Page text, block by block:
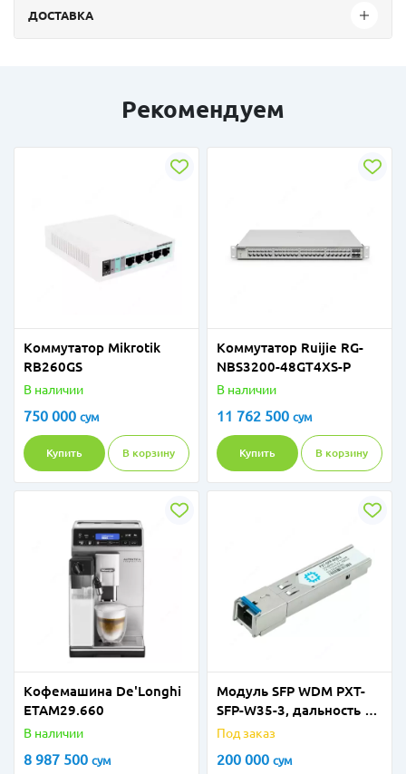
ДОСТАВКА
Рекомендуем
Коммутатор Mikrotik
RB260GS
В наличии
750 000 сум
Купить В корзину
Коммутатор Ruijie RG-
NBS3200-48GT4XS-P
В наличии
11 762 500 сум
Купить В корзину
Кофемашина De'Longhi
ETAM29.660
В наличии
8 987 500 сум
Модуль SFP WDM PXT-
SFP-W35-3, дальность до
3км (6dB), 1310нм
Под заказ
200 000 сум